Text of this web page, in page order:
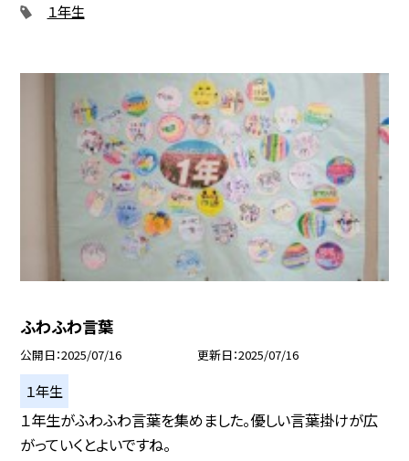
１年生
ふわふわ言葉
公開日 2025/07/16 更新日 2025/07/16
１年生
１年生がふわふわ言葉を集めました。優しい言葉掛けが広
がっていくとよいですね。